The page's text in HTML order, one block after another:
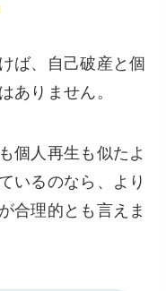
ば、自己破産と個
ありません。
個人再生も似たよ
いるのなら、より
合理的とも言えま